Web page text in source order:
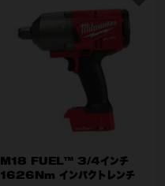
M18 FUEL™ 3/4インチ
1626Nm インパクトレンチ